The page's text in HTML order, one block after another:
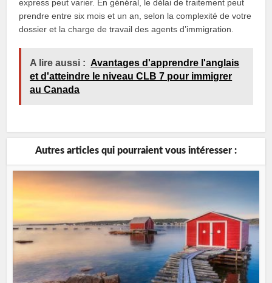
express peut varier. En général, le délai de traitement peut
prendre entre six mois et un an, selon la complexité de votre
dossier et la charge de travail des agents d’immigration.
A lire aussi : Avantages d'apprendre l'anglais
et d'atteindre le niveau CLB 7 pour immigrer
au Canada
Autres articles qui pourraient vous intéresser :